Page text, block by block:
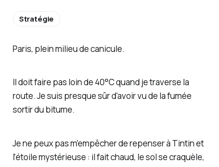
Paris, plein milieu de canicule.
Il doit faire pas loin de 40°C quand je traverse la
route. Je suis presque sûr d'avoir vu de la fumée
sortir du bitume.
Je ne peux pas m'empêcher de repenser à Tintin et
l'étoile mystérieuse : il fait chaud, le sol se craquèle,
Stratégie